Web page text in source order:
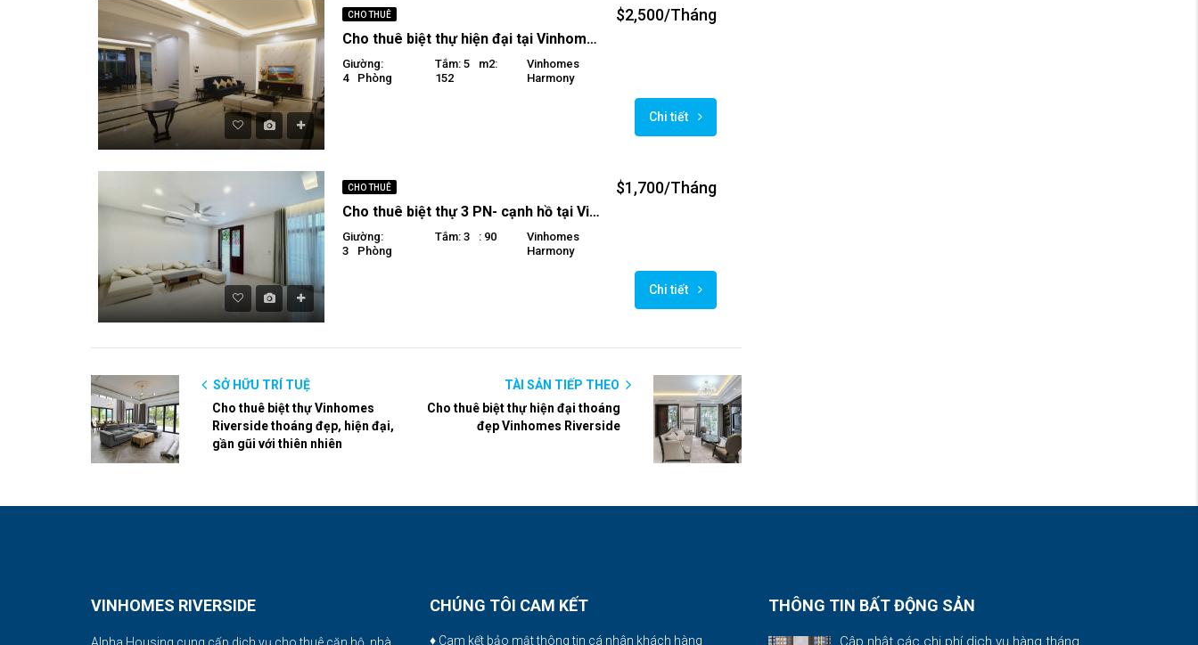
CHO THUÊ
Cho thuê biệt thự hiện đại tại Vinhomes The Hanmony
Giường:
4
Phòng
Tắm: 5
M2:
152
Vinhomes
Harmony
$2,500/Tháng
Chi tiết
CHO THUÊ
Cho thuê biệt thự 3 PN- cạnh hồ tại Vinhomes The Harmony
Giường:
3
Phòng
Tắm: 3 : 90
Vinhomes
Harmony
$1,700/Tháng
Chi tiết
SỞ HỮU TRÍ TUỆ
Cho thuê biệt thự Vinhomes
Riverside thoáng đẹp, hiện đại,
gần gũi với thiên nhiên
TÀI SẢN TIẾP THEO
Cho thuê biệt thự hiện đại thoáng
đẹp Vinhomes Riverside
VINHOMES RIVERSIDE CHÚNG TÔI CAM KẾT
♦ Cam kết bảo mật thông tin cá nhân khách hàng
THÔNG TIN BẤT ĐỘNG SẢN
Cập nhật các chi phí dịch vụ hàng tháng